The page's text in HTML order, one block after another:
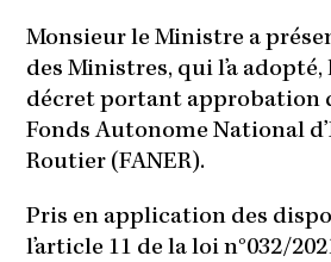
Monsieur le Ministre a
des Ministres, qui l’a
décret portant approbation
Fonds Autonome National
Routier (FANER).
Pris en application des
l’article 11 de la loi n°032/